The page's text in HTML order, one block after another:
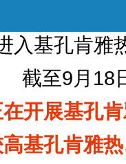
入基孔肯雅
截至9月18
开展基孔
基孔肯雅